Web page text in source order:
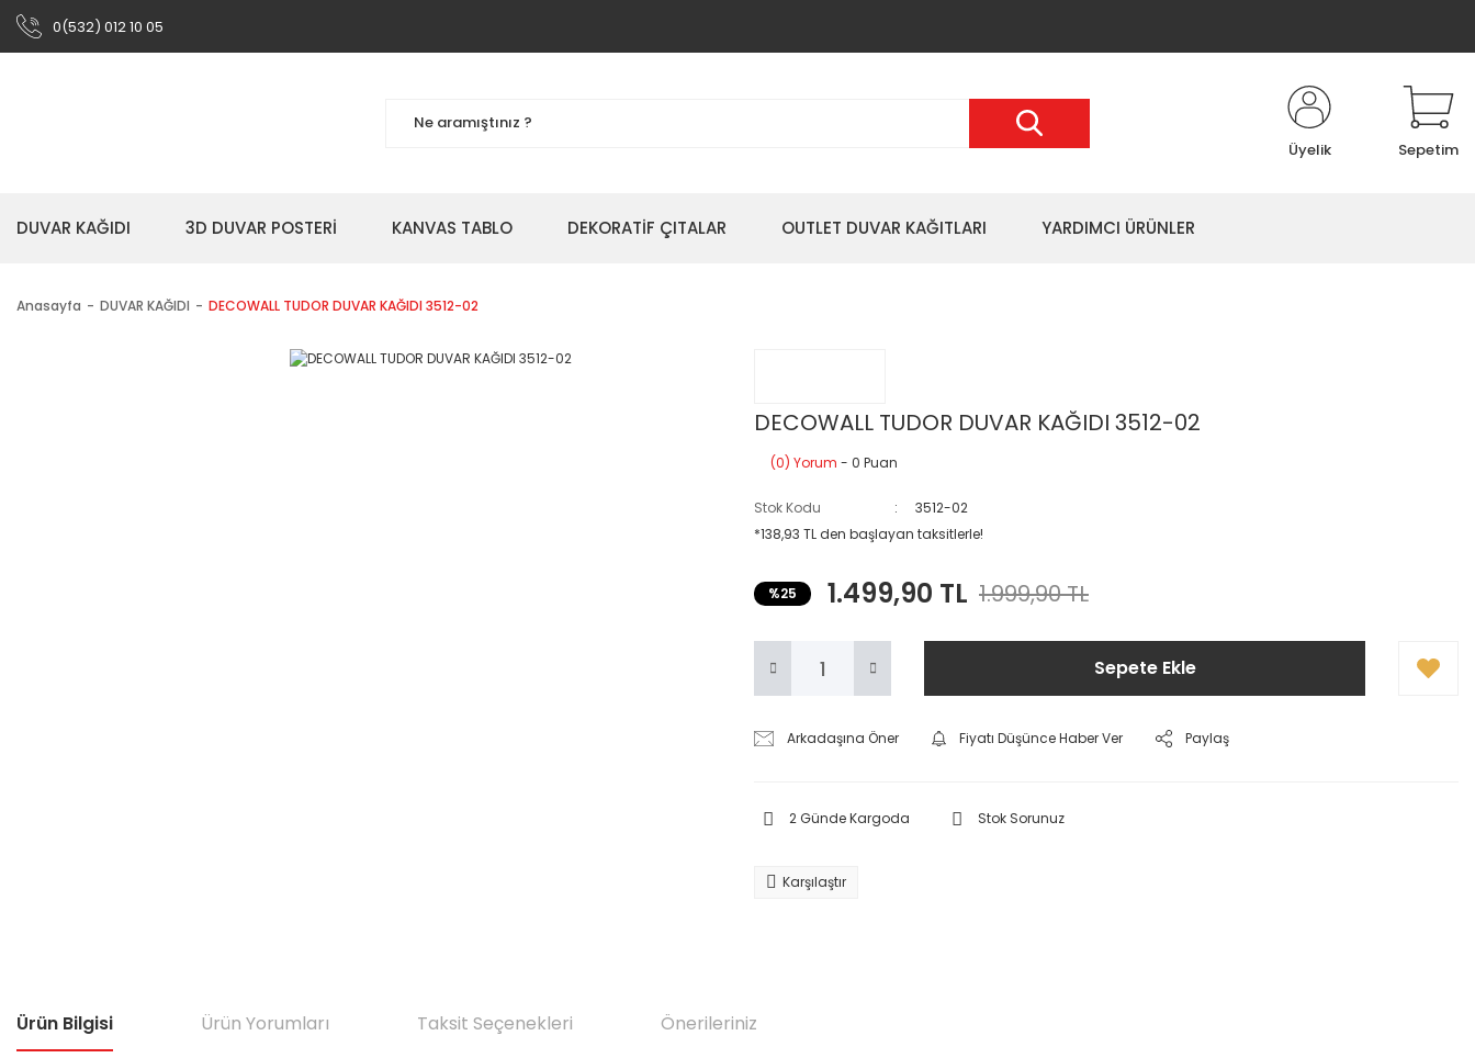
0(532) 012 10 05
Üyelik Sepetim
DUVAR KAĞIDI 3D DUVAR POSTERİ KANVAS TABLO DEKORATİF ÇITALAR OUTLET DUVAR KAĞITLARI YARDIMCI ÜRÜNLER
Anasayfa DUVAR KAĞIDI DECOWALL TUDOR DUVAR KAĞIDI 3512-02
DECOWALL TUDOR DUVAR KAĞIDI 3512-02
(0) Yorum - 0 Puan
Stok Kodu
3512-02
*138,93 TL den başlayan taksitlerle!
%25 1.499,90 TL 1.999,90 TL
Sepete Ekle
Arkadaşına Öner Fiyatı Düşünce Haber Ver Paylaş
2 Günde Kargoda Stok Sorunuz
Karşılaştır
Ürün Bilgisi Ürün Yorumları Taksit Seçenekleri Önerileriniz